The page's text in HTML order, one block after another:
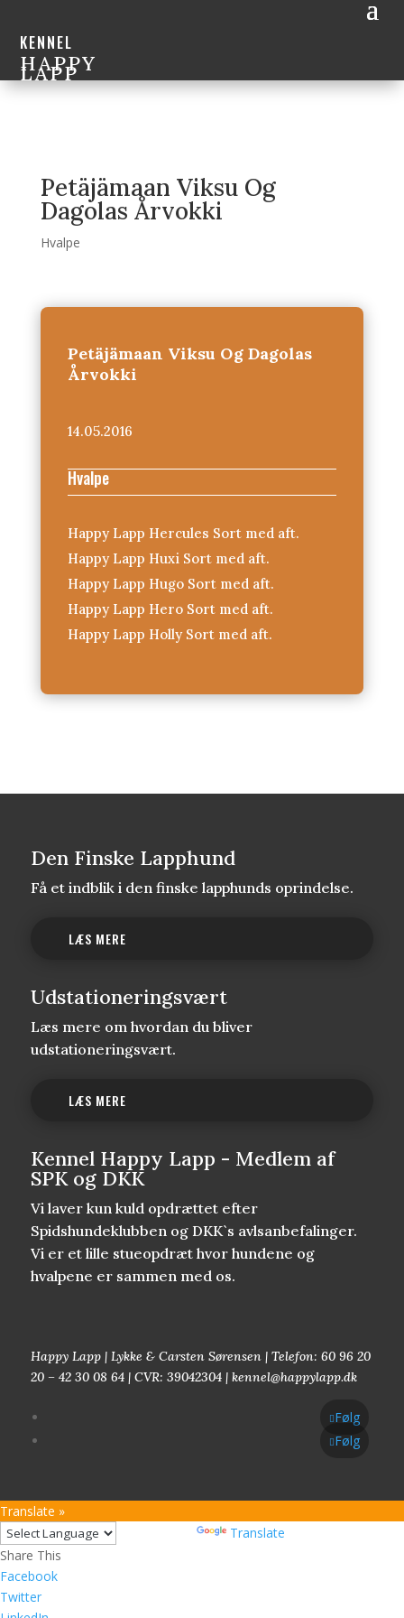
KENNEL
HAPPY
LAPP
Petäjämaan Viksu Og
Dagolas Årvokki
Hvalpe
Petäjämaan Viksu Og Dagolas
Årvokki
14.05.2016
Hvalpe
Happy Lapp Hercules Sort med aft.
Happy Lapp Huxi Sort med aft.
Happy Lapp Hugo Sort med aft.
Happy Lapp Hero Sort med aft.
Happy Lapp Holly Sort med aft.
Den Finske Lapphund
Få et indblik i den finske lapphunds oprindelse.
LÆS MERE
Udstationeringsvært
Læs mere om hvordan du bliver
udstationeringsvært.
LÆS MERE
Kennel Happy Lapp - Medlem af
SPK og DKK
Vi laver kun kuld opdrættet efter
Spidshundeklubben og DKK`s avlsanbefalinger.
Vi er et lille stueopdræt hvor hundene og
hvalpene er sammen med os.
Happy Lapp | Lykke & Carsten Sørensen | Telefon: 60 96 20
20 – 42 30 08 64 | CVR: 39042304 | kennel@happylapp.dk
Følg
Følg
Translate »
Translate
Share This
Facebook
Twitter